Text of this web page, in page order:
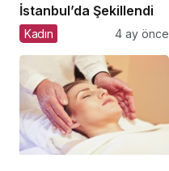
İstanbul’da Şekillendi
Kadın 4 ay önce